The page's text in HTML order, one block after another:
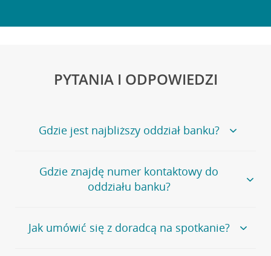
PYTANIA I ODPOWIEDZI
Gdzie jest najbliższy oddział banku?
Jeśli szukasz oddziału naszego banku, zapraszamy na
stronęPlacówki i bankomaty, na której znajduje się
wygodna wyszukiwarka.
oddziałów
Gdzie znajdę numer kontaktowy do
oddziału banku?
Bank Credit Agricole nie udostępnia ogólnego numeru
telefonu do placówki bankowej.
Jak umówić się z doradcą na spotkanie?